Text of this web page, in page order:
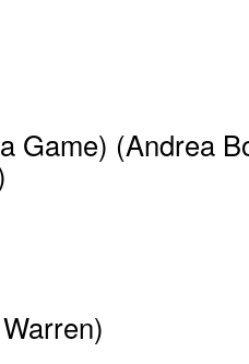
Game) (Andrea